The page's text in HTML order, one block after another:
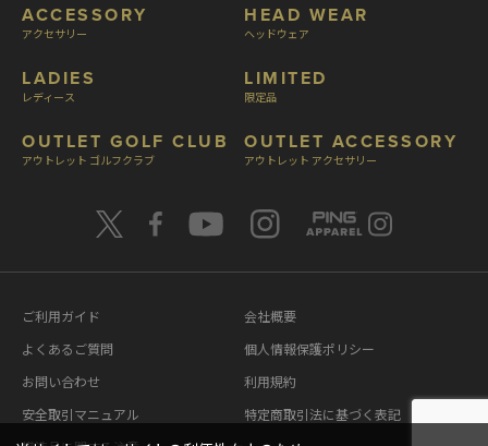
ACCESSORY
アクセサリー
LADIES
レディース
OUTLET GOLF CLUB
アウトレット ゴルフクラブ
HEAD WEAR
ヘッドウェア
LIMITED
限定品
OUTLET ACCESSORY
アウトレット アクセサリー
ご利用ガイド
よくあるご質問
お問い合わせ
安全取引マニュアル
会社概要
個人情報保護ポリシー
利用規約
特定商取引法に基づく表記